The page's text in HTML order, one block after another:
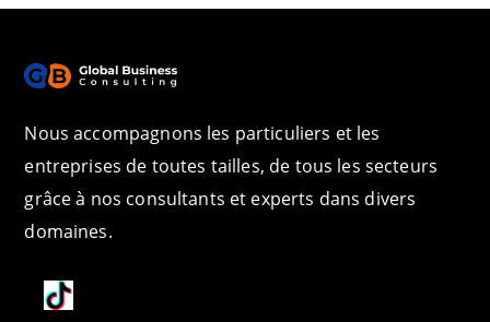
Nous accompagnons les particuliers et les
entreprises de toutes tailles, de tous les secteurs
grâce à nos consultants et experts dans divers
domaines.